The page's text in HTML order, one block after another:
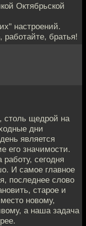
Октябрьской
настроений.
братья!
столь щедрой на
дни
является
его значимости.
сегодня
И самое главное
последнее слово
старое и
новому,
а наша задача